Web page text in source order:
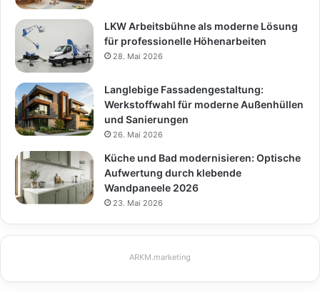
LKW Arbeitsbühne als moderne Lösung
für professionelle Höhenarbeiten
28. Mai 2026
Langlebige Fassadengestaltung:
Werkstoffwahl für moderne Außenhüllen
und Sanierungen
26. Mai 2026
Küche und Bad modernisieren: Optische
Aufwertung durch klebende
Wandpaneele 2026
23. Mai 2026
ARKM.marketing